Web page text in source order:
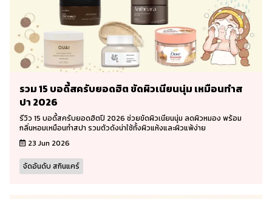
รวม 15 บอดี้สครับยอดฮิต ขัดผิวเนียนนุ่ม เหมือนทำส
ปา 2026
รีวิว 15 บอดี้สครับยอดฮิตปี 2026 ช่วยขัดผิวเนียนนุ่ม ลดผิวหมอง พร้อม
กลิ่นหอมเหมือนทำสปา รวมตัวดังน่าใช้ทั้งผิวแห้งและผิวแพ้ง่าย
23 Jun 2026
จัดอันดับ สกินแคร์